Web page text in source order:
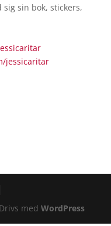
sin bok, stickers,
jessicaritar
med WordPress